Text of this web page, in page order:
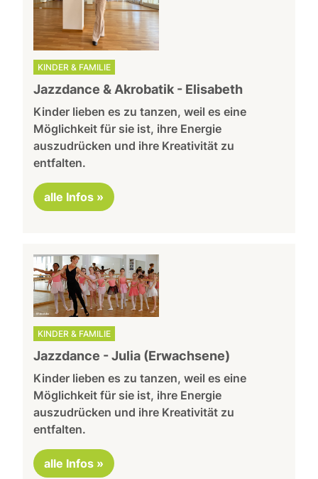
KINDER & FAMILIE
Jazzdance & Akrobatik - Elisabeth
Kinder lieben es zu tanzen, weil es eine
Möglichkeit für sie ist, ihre Energie
auszudrücken und ihre Kreativität zu
entfalten.
alle Infos »
KINDER & FAMILIE
Jazzdance - Julia (Erwachsene)
Kinder lieben es zu tanzen, weil es eine
Möglichkeit für sie ist, ihre Energie
auszudrücken und ihre Kreativität zu
entfalten.
alle Infos »